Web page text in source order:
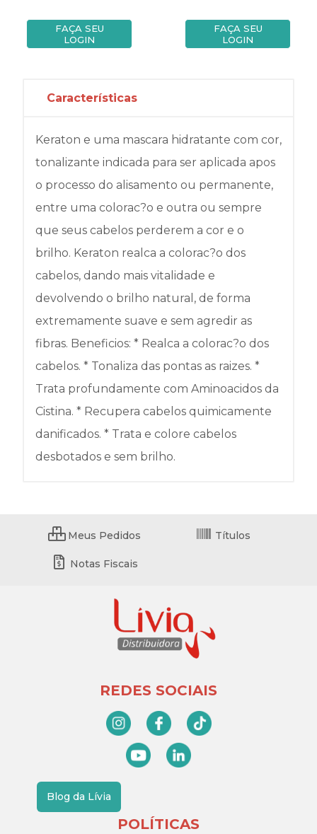
FAÇA SEU
LOGIN
FAÇA SEU
LOGIN
Características
Keraton e uma mascara hidratante com cor,
tonalizante indicada para ser aplicada apos
o processo do alisamento ou permanente,
entre uma colorac?o e outra ou sempre
que seus cabelos perderem a cor e o
brilho. Keraton realca a colorac?o dos
cabelos, dando mais vitalidade e
devolvendo o brilho natural, de forma
extremamente suave e sem agredir as
fibras. Beneficios: * Realca a colorac?o dos
cabelos. * Tonaliza das pontas as raizes. *
Trata profundamente com Aminoacidos da
Cistina. * Recupera cabelos quimicamente
danificados. * Trata e colore cabelos
desbotados e sem brilho.
Meus Pedidos Títulos
Notas Fiscais
REDES SOCIAIS
Blog da Lívia
POLÍTICAS